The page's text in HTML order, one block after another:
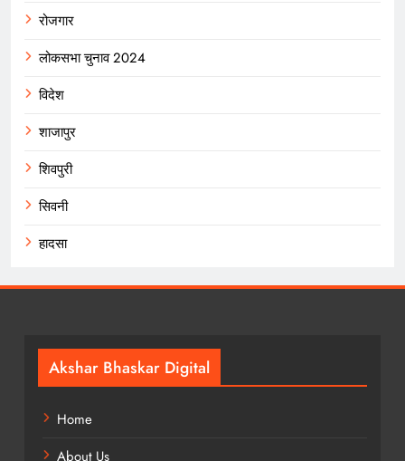
रोजगार
लोकसभा चुनाव 2024
विदेश
शाजापुर
शिवपुरी
सिवनी
हादसा
Akshar Bhaskar Digital
Home
About Us